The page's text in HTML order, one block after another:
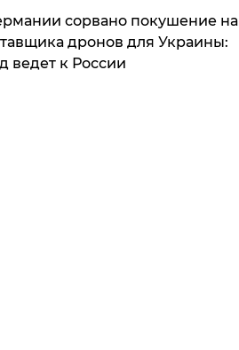
сорвано покушение на
дронов для Украины:
ведет к России